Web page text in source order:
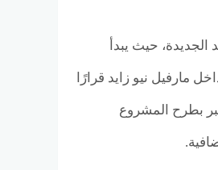
حيث يبدأ
ليصبح امتلاك وحدة داخل مارفيل نيو زايد قرارًا
بطرح المشروع